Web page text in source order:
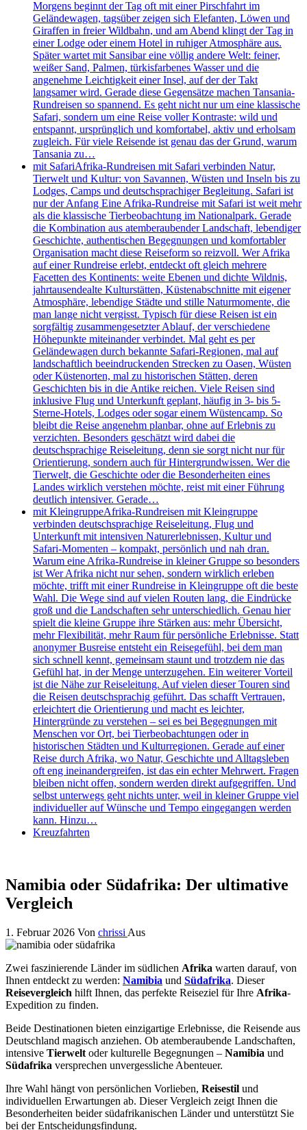
Morgens beginnt der Tag oft mit einer Pirschfahrt im
Geländewagen, tagsüber zeigen sich Elefanten, Löwen und
Giraffen in freier Wildbahn, und am Abend klingt der Tag in
einer Lodge oder einem Hotel in ruhiger Atmosphäre aus.
Später wartet mit Sansibar eine völlig andere Welt: feiner,
weißer Sand, Palmen, türkisfarbenes Wasser und die
angenehme Leichtigkeit einer Insel, auf der der Takt
langsamer wird. Gerade diese Gegensätze machen Tansania-
Rundreisen so spannend. Es geht nicht nur um eine klassische
Safari, sondern um eine Reise voller Kontraste: wild und
entspannt, ursprünglich und komfortabel, aktiv und erholsam
zugleich. Für viele Reisende ist genau das der Grund, warum
Tansania zu…
mit SafariAfrika-Rundreisen mit Safari verbinden Natur,
Tierwelt und Kultur: von Savannen, Wüsten und Inseln bis zu
Lodges, Camps und deutschsprachiger Begleitung. Safari ist
nur der Anfang Eine Afrika-Rundreise mit Safari ist weit mehr
als die klassische Tierbeobachtung im Nationalpark. Gerade
die Kombination aus atemberaubender Landschaft, lebendiger
Geschichte, authentischen Begegnungen und komfortabler
Organisation macht diese Reiseform so reizvoll. Wer Afrika
auf einer Rundreise erlebt, entdeckt oft gleich mehrere
Facetten des Kontinents: weite Ebenen und dichte Wildnis,
jahrtausendealte Kulturstätten, Küstenabschnitte mit eigener
Atmosphäre, lebendige Städte und stille Naturmomente, die
man lange nicht vergisst. Typisch für diese Reisen ist ein
sorgfältig zusammengesetzter Ablauf, der verschiedene
Höhepunkte miteinander verbindet. Mal geht es per
Geländewagen durch bekannte Safari-Regionen, mal auf
landschaftlich beeindruckenden Strecken zu Oasen, Wüsten
oder Küstenorten, mal zu historischen Stätten, deren
Geschichten bis in die Antike reichen. Viele Reisen sind
inklusive Flug und Unterkunft geplant, häufig in 3- bis 5-
Sterne-Hotels, Lodges oder sogar einem Wüstencamp. So
bleibt die Reise angenehm planbar, ohne auf Erlebnis zu
verzichten. Besonders geschätzt wird dabei die
deutschsprachige Reiseleitung, denn sie sorgt nicht nur für
Orientierung, sondern auch für Hintergrundwissen. Wer die
Tierwelt, die Geschichte oder die Besonderheiten eines
Landes wirklich verstehen möchte, reist mit einer Führung
deutlich intensiver. Gerade…
mit KleingruppeAfrika-Rundreisen mit Kleingruppe
verbinden deutschsprachige Reiseleitung, Flug und
Unterkunft mit intensiven Naturerlebnissen, Kultur und
Safari-Momenten – kompakt, persönlich und nah dran.
Warum eine Afrika-Rundreise in kleiner Gruppe so besonders
ist Wer Afrika nicht nur sehen, sondern wirklich erleben
möchte, trifft mit einer Rundreise in Kleingruppe oft die beste
Wahl. Die Wege sind auf vielen Routen lang, die Eindrücke
groß und die Landschaften sehr unterschiedlich. Genau hier
spielt die kleine Gruppe ihre Stärken aus: mehr Übersicht,
mehr Flexibilität, mehr Raum für persönliche Erlebnisse. Statt
anonymer Busreise entsteht ein Reisegefühl, bei dem man
sich schnell kennt, gemeinsam staunt und trotzdem nie das
Gefühl hat, in der Menge unterzugehen. Ein weiterer Vorteil
ist die Nähe zur Reiseleitung. Auf vielen dieser Touren sind
die Reisen deutschsprachig geführt. Das schafft Vertrauen,
erleichtert die Orientierung und macht es leichter,
Hintergründe zu verstehen – sei es bei Begegnungen mit
Menschen vor Ort, bei Tierbeobachtungen oder in
historischen Städten und Kulturregionen. Gerade auf einer
Reise durch Afrika, wo Natur, Geschichte und Alltagsleben
oft eng ineinandergreifen, ist das ein echter Mehrwert. Fragen
bleiben nicht offen, sondern werden direkt aufgegriffen. Und
selbst unterwegs geht nichts unter, weil in kleiner Gruppe viel
individueller auf Wünsche und Tempo eingegangen werden
kann. Hinzu…
Kreuzfahrten
Namibia oder Südafrika: Der ultimative
Vergleich
1. Februar 2026 Von chrissi Aus
Zwei faszinierende Länder im südlichen Afrika warten darauf, von
Ihnen entdeckt zu werden: Namibia und Südafrika. Dieser
Reisevergleich hilft Ihnen, das perfekte Reiseziel für Ihre Afrika-
Expedition zu finden.
Beide Destinationen bieten einzigartige Erlebnisse, die Reisende aus
Deutschland magisch anziehen. Ob atemberaubende Landschaften,
intensive Tierwelt oder kulturelle Begegnungen – Namibia und
Südafrika versprechen unvergessliche Abenteuer.
Ihre Wahl hängt von persönlichen Vorlieben, Reisestil und
individuellen Erwartungen ab. Dieser Vergleich zeigt Ihnen die
Besonderheiten beider südafrikanischen Länder und unterstützt Sie
bei der Entscheidungsfindung.